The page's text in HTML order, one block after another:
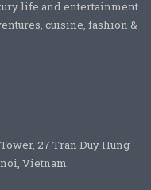
life and entertainment
cuisine, fashion &
27 Tran Duy Hung
Vietnam.